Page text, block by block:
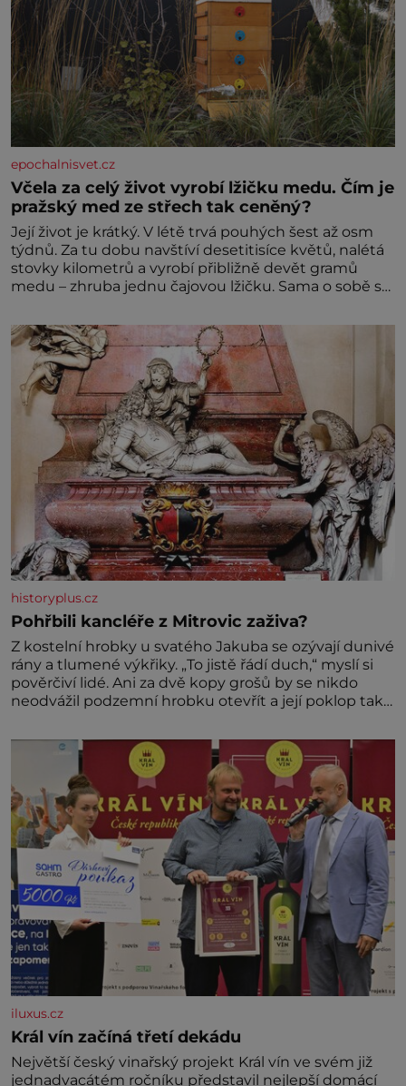
epochalnisvet.cz
Včela za celý život vyrobí lžičku medu. Čím je
pražský med ze střech tak ceněný?
Její život je krátký. V létě trvá pouhých šest až osm
týdnů. Za tu dobu navštíví desetitisíce květů, nalétá
stovky kilometrů a vyrobí přibližně devět gramů
medu – zhruba jednu čajovou lžičku. Sama o sobě se
dalšími desítkami tisíc příslušnic svého včelstva,
vznikne jeden z nejdokonalejších organismů
historyplus.cz
Pohřbili kancléře z Mitrovic zaživa?
Z kostelní hrobky u svatého Jakuba se ozývají dunivé
rány a tlumené výkřiky. „To jistě řádí duch,“ myslí si
pověrčiví lidé. Ani za dvě kopy grošů by se nikdo
neodvážil podzemní hrobku otevřít a její poklop tak
divné burácení skutečně ustane. Když o mnoho let
později hrobku
iluxus.cz
Král vín začíná třetí dekádu
Největší český vinařský projekt Král vín ve svém již
jednadvacátém ročníku představil nejlepší domácí